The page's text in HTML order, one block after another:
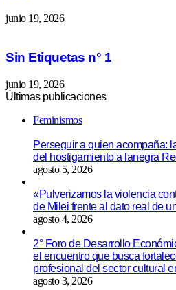
junio 19, 2026
Sin Etiquetas n° 1
junio 19, 2026
Últimas publicaciones
Feminismos
Perseguir a quien acompaña:
del hostigamiento a lanegra
agosto 5, 2026
«Pulverizamos la violencia
de Milei frente al dato real de
agosto 4, 2026
2° Foro de Desarrollo
el encuentro que busca
profesional del sector cultural
agosto 3, 2026